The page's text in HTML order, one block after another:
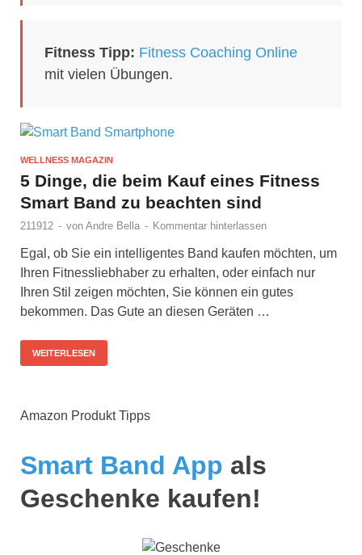
Fitness Tipp: Fitness Coaching Online
mit vielen Übungen.
WELLNESS MAGAZIN
5 Dinge, die beim Kauf eines Fitness
Smart Band zu beachten sind
211912 - von Andre Bella - Kommentar hinterlassen
Egal, ob Sie ein intelligentes Band kaufen möchten, um
Ihren Fitnessliebhaber zu erhalten, oder einfach nur
Ihren Stil zeigen möchten, Sie können ein gutes
bekommen. Das Gute an diesen Geräten …
WEITERLESEN
Amazon Produkt Tipps
Smart Band App als
Geschenke kaufen!